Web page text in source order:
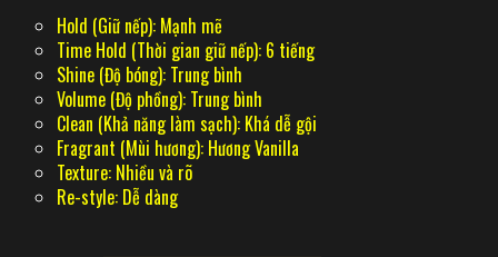
là:
150,000 ₫.
là:
105,000 ₫.
Hold (Giữ nếp): Mạnh mẽ
Time Hold (Thời gian giữ nếp): 6 tiếng
Shine (Độ bóng): Trung bình
Volume (Độ phồng): Trung bình
Clean (Khả năng làm sạch): Khá dễ gội
Fragrant (Mùi hương): Hương Vanilla
Texture: Nhiều và rõ
Re-style: Dễ dàng